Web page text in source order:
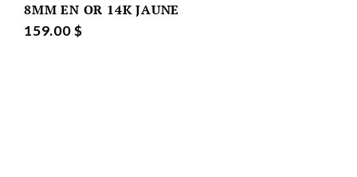
8MM EN OR 14K JAUNE
159.00 $